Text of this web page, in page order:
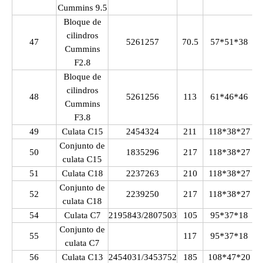
Cummins 9.5
47
Bloque de
cilindros
Cummins
F2.8
5261257 70.5 57*51*38
48
Bloque de
cilindros
Cummins
F3.8
5261256 113 61*46*46
49 Culata C15 2454324 211 118*38*27
50
Conjunto de
culata C15
1835296 217 118*38*27
51 Culata C18 2237263 210 118*38*27
52
Conjunto de
culata C18
2239250 217 118*38*27
54 Culata C7 2195843/2807503 105 95*37*18
55
Conjunto de
culata C7
117 95*37*18
56 Culata C13 2454031/3453752 185 108*47*20